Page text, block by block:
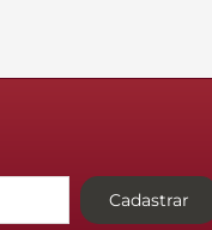
Cadastrar